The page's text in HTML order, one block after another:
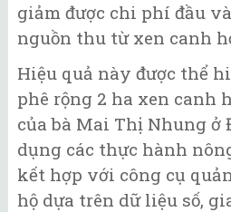
giảm được chi phí đầu
nguồn thu từ xen canh
Hiệu quả này được thể
phê rộng 2 ha xen canh
của bà Mai Thị Nhung ở
dụng các thực hành
kết hợp với công cụ
hộ dựa trên dữ liệu số,